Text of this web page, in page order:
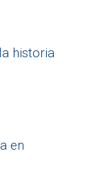
historia
en